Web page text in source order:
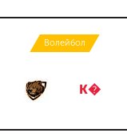
Волейбол
К�